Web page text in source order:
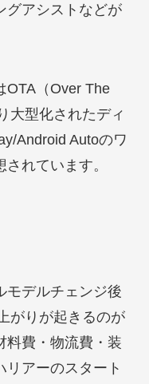
グアシストなどが
OTA（Over The
大型化されたディ
Android Autoのワ
れています。
モデルチェンジ後
がりが起きるのが
料費・物流費・装
アーのスタート